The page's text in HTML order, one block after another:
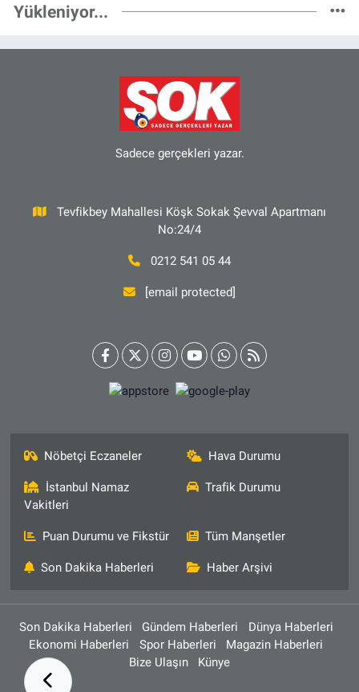
Yükleniyor...
Sadece gerçekleri yazar.
Tevfikbey Mahallesi Köşk Sokak Şevval Apartmanı
No:24/4
0212 541 05 44
[email protected]
Nöbetçi Eczaneler Hava Durumu
İstanbul Namaz
Vakitleri
Trafik Durumu
Puan Durumu ve Fikstür Tüm Manşetler
Son Dakika Haberleri Haber Arşivi
Son Dakika Haberleri Gündem Haberleri
Dünya Haberleri
Ekonomi Haberleri
Spor Haberleri
Magazin Haberleri
Bize Ulaşın
Künye